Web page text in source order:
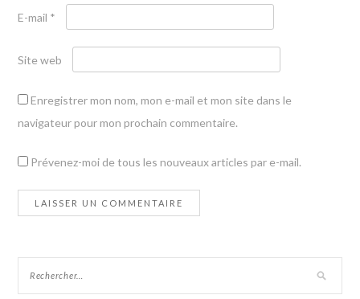
E-mail *
Site web
Enregistrer mon nom, mon e-mail et mon site dans le
navigateur pour mon prochain commentaire.
Prévenez-moi de tous les nouveaux articles par e-mail.